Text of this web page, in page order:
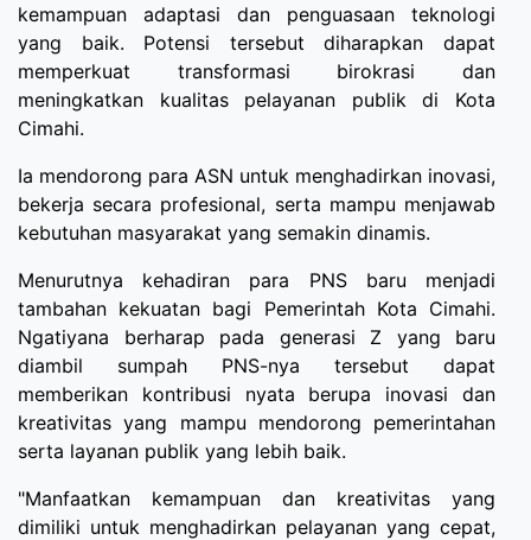
kemampuan adaptasi dan penguasaan teknologi
yang baik. Potensi tersebut diharapkan dapat
memperkuat transformasi birokrasi dan
meningkatkan kualitas pelayanan publik di Kota
Cimahi.
Ia mendorong para ASN untuk menghadirkan inovasi,
bekerja secara profesional, serta mampu menjawab
kebutuhan masyarakat yang semakin dinamis.
Menurutnya kehadiran para PNS baru menjadi
tambahan kekuatan bagi Pemerintah Kota Cimahi.
Ngatiyana berharap pada generasi Z yang baru
diambil sumpah PNS-nya tersebut dapat
memberikan kontribusi nyata berupa inovasi dan
kreativitas yang mampu mendorong pemerintahan
serta layanan publik yang lebih baik.
"Manfaatkan kemampuan dan kreativitas yang
dimiliki untuk menghadirkan pelayanan yang cepat,